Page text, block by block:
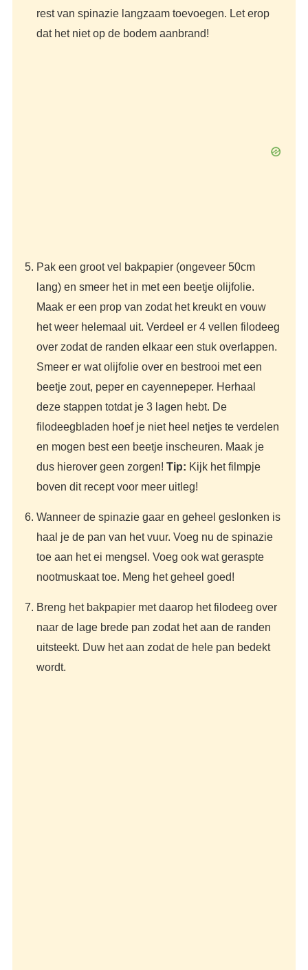
rest van spinazie langzaam toevoegen. Let erop
dat het niet op de bodem aanbrand!
Pak een groot vel bakpapier (ongeveer 50cm
lang) en smeer het in met een beetje olijfolie.
Maak er een prop van zodat het kreukt en vouw
het weer helemaal uit. Verdeel er 4 vellen filodeeg
over zodat de randen elkaar een stuk overlappen.
Smeer er wat olijfolie over en bestrooi met een
beetje zout, peper en cayennepeper. Herhaal
deze stappen totdat je 3 lagen hebt. De
filodeegbladen hoef je niet heel netjes te verdelen
en mogen best een beetje inscheuren. Maak je
dus hierover geen zorgen! Tip: Kijk het filmpje
boven dit recept voor meer uitleg!
Wanneer de spinazie gaar en geheel geslonken is
haal je de pan van het vuur. Voeg nu de spinazie
toe aan het ei mengsel. Voeg ook wat geraspte
nootmuskaat toe. Meng het geheel goed!
Breng het bakpapier met daarop het filodeeg over
naar de lage brede pan zodat het aan de randen
uitsteekt. Duw het aan zodat de hele pan bedekt
wordt.